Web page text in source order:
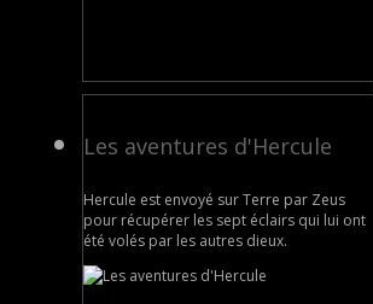
Les aventures d'Hercule
Hercule est envoyé sur Terre par Zeus
pour récupérer les sept éclairs qui lui ont
été volés par les autres dieux.